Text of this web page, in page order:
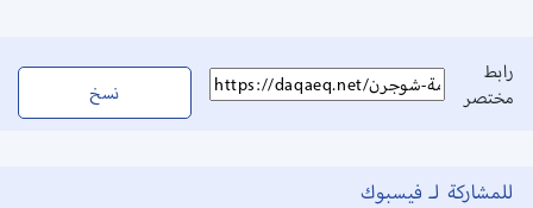
رابط
مختصر
نسخ
للمشاركة لـ فيسبوك